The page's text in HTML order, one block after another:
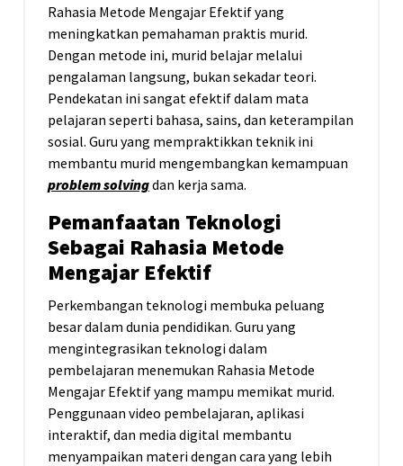
Rahasia Metode Mengajar Efektif yang
meningkatkan pemahaman praktis murid.
Dengan metode ini, murid belajar melalui
pengalaman langsung, bukan sekadar teori.
Pendekatan ini sangat efektif dalam mata
pelajaran seperti bahasa, sains, dan keterampilan
sosial. Guru yang mempraktikkan teknik ini
membantu murid mengembangkan kemampuan
problem solvingdan kerja sama.
Pemanfaatan Teknologi
Sebagai Rahasia Metode
Mengajar Efektif
Perkembangan teknologi membuka peluang
besar dalam dunia pendidikan. Guru yang
mengintegrasikan teknologi dalam
pembelajaran menemukan Rahasia Metode
Mengajar Efektif yang mampu memikat murid.
Penggunaan video pembelajaran, aplikasi
interaktif, dan media digital membantu
menyampaikan materi dengan cara yang lebih